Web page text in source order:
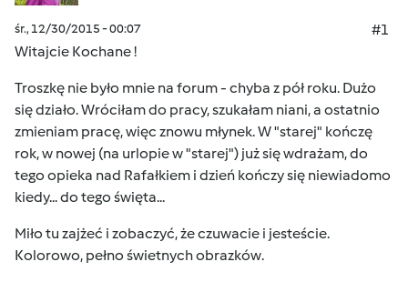
śr., 12/30/2015 - 00:07
#1
Witajcie Kochane !
Troszkę nie było mnie na forum - chyba z pół roku. Dużo
się działo. Wróciłam do pracy, szukałam niani, a ostatnio
zmieniam pracę, więc znowu młynek. W "starej" kończę
rok, w nowej (na urlopie w "starej") już się wdrażam, do
tego opieka nad Rafałkiem i dzień kończy się niewiadomo
kiedy... do tego święta...
Miło tu zajżeć i zobaczyć, że czuwacie i jesteście.
Kolorowo, pełno świetnych obrazków.